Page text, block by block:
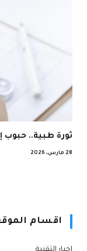
ثورة طبية.. حبوب
28 مارس، 2026
اقسام